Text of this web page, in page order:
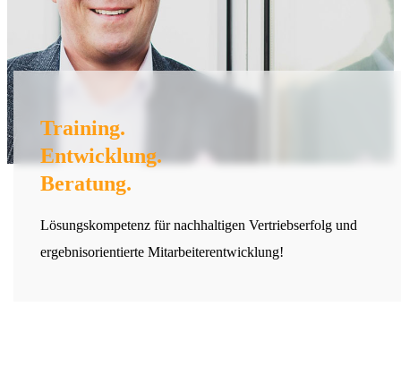
Training.
Entwicklung.
Beratung.
Lösungskompetenz für nachhaltigen Vertriebserfolg und
ergebnisorientierte Mitarbeiterentwicklung!